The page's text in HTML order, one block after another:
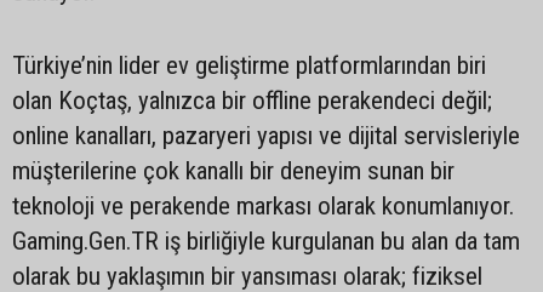
Türkiye’nin lider ev geliştirme platformlarından biri
olan Koçtaş, yalnızca bir offline perakendeci değil;
online kanalları, pazaryeri yapısı ve dijital servisleriyle
müşterilerine çok kanallı bir deneyim sunan bir
teknoloji ve perakende markası olarak konumlanıyor.
Gaming.Gen.TR iş birliğiyle kurgulanan bu alan da tam
olarak bu yaklaşımın bir yansıması olarak; fiziksel